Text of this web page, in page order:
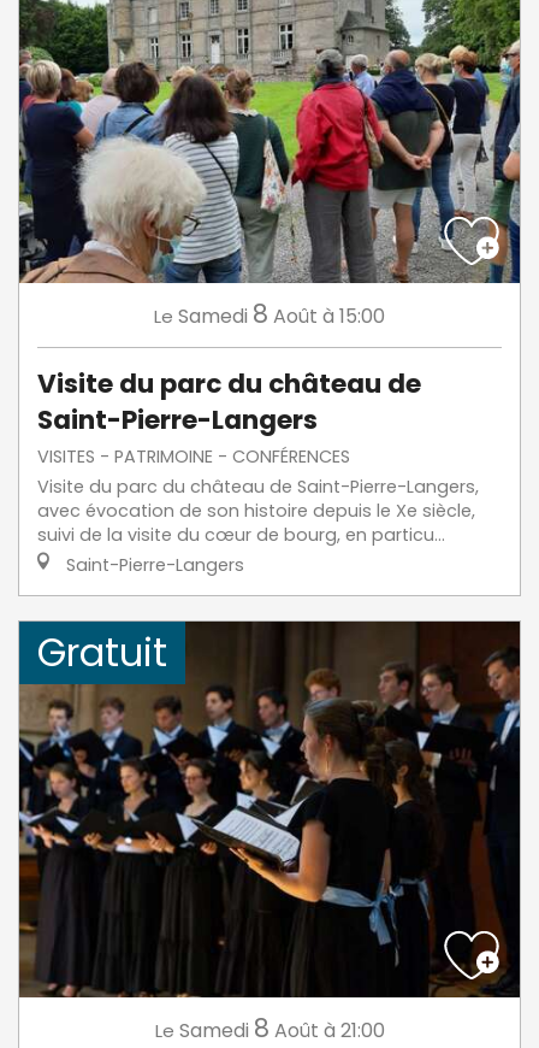
Le Samedi 8 Août à 15:00
Visite du parc du château de
Saint-Pierre-Langers
VISITES - PATRIMOINE - CONFÉRENCES
Visite du parc du château de Saint-Pierre-Langers,
avec évocation de son histoire depuis le Xe siècle,
suivi de la visite du cœur de bourg, en particu...
Saint-Pierre-Langers
Gratuit
Le Samedi 8 Août à 21:00